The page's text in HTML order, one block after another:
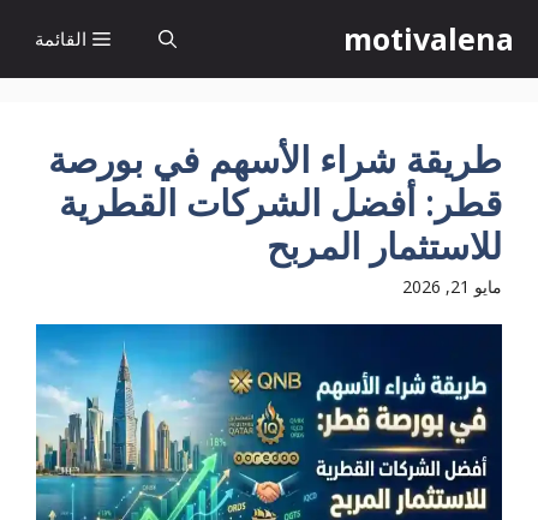
إلى
المحتوى
motivalena القائمة
طريقة شراء الأسهم في بورصة
قطر: أفضل الشركات القطرية
للاستثمار المربح
مايو 21, 2026